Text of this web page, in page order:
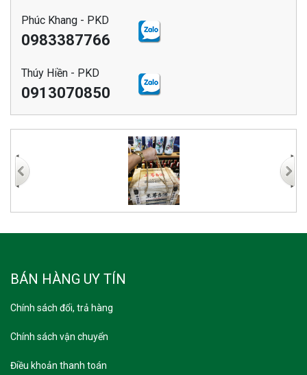
Phúc Khang - PKD
0983387766
Thúy Hiền - PKD
0913070850
BÁN HÀNG UY TÍN
Chính sách đổi, trả hàng
Chính sách vận chuyển
Điều khoản thanh toán